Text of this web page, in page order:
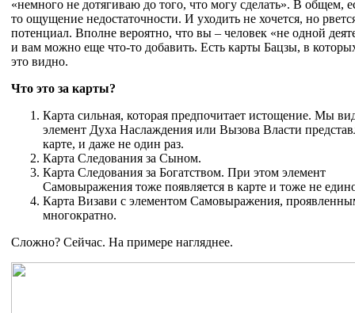
«немного не дотягиваю до того, что могу сделать». В общем,
то ощущение недостаточности. И уходить не хочется, но
потенциал. Вполне вероятно, что вы – человек «не одной
и вам можно еще что-то добавить. Есть карты Бацзы, в
это видно.
Что это за карты?
Карта сильная, которая предпочитает истощение. Мы
элемент Духа Наслаждения или Вызова Власти
карте, и даже не один раз.
Карта Следования за Сыном.
Карта Следования за Богатством. При этом элемент
Самовыражения тоже появляется в карте и тоже не
Карта Визави с элементом Самовыражения,
многократно.
Сложно? Сейчас. На примере нагляднее.